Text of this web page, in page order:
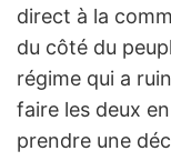
direct à la
du côté du
régime qui a
faire les deux
prendre une